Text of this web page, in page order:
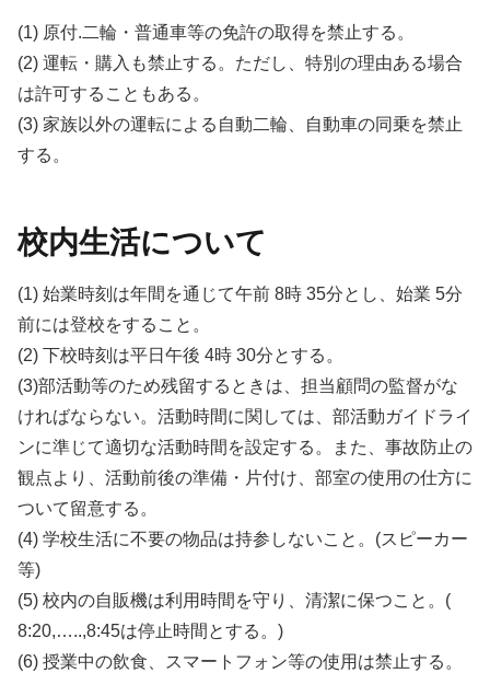
(1) 原付.二輪・普通車等の免許の取得を禁止する。
(2) 運転・購入も禁止する。ただし、特別の理由ある場合
は許可することもある。
(3) 家族以外の運転による自動二輪、自動車の同乗を禁止
する。
校内生活について
(1) 始業時刻は年間を通じて午前 8時 35分とし、始業 5分
前には登校をすること。
(2) 下校時刻は平日午後 4時 30分とする。
(3)部活動等のため残留するときは、担当顧問の監督がな
ければならない。活動時間に関しては、部活動ガイドライ
ンに準じて適切な活動時間を設定する。また、事故防止の
観点より、活動前後の準備・片付け、部室の使用の仕方に
ついて留意する。
(4) 学校生活に不要の物品は持参しないこと。(スピーカー
等)
(5) 校内の自販機は利用時間を守り、清潔に保つこと。(
8:20,…..,8:45は停止時間とする。)
(6) 授業中の飲食、スマートフォン等の使用は禁止する。